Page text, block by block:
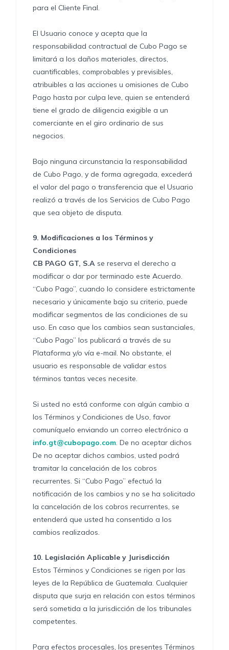
para el Cliente Final.
El Usuario conoce y acepta que la
responsabilidad contractual de Cubo Pago se
limitará a los daños materiales, directos,
cuantificables, comprobables y previsibles,
atribuibles a las acciones u omisiones de Cubo
Pago hasta por culpa leve, quien se entenderá
tiene el grado de diligencia exigible a un
comerciante en el giro ordinario de sus
negocios.
Bajo ninguna circunstancia la responsabilidad
de Cubo Pago, y de forma agregada, excederá
el valor del pago o transferencia que el Usuario
realizó a través de los Servicios de Cubo Pago
que sea objeto de disputa.
9. Modificaciones a los Términos y
Condiciones
CB PAGO GT, S.A se reserva el derecho a
modificar o dar por terminado este Acuerdo.
“Cubo Pago”, cuando lo considere estrictamente
necesario y únicamente bajo su criterio, puede
modificar segmentos de las condiciones de su
uso. En caso que los cambios sean sustanciales,
“Cubo Pago” los publicará a través de su
Plataforma y/o vía e-mail. No obstante, el
usuario es responsable de validar estos
términos tantas veces necesite.
Si usted no está conforme con algún cambio a
los Términos y Condiciones de Uso, favor
comuníquelo enviando un correo electrónico a
info.gt@cubopago.com. De no aceptar dichos
De no aceptar dichos cambios, usted podrá
tramitar la cancelación de los cobros
recurrentes. Si “Cubo Pago” efectuó la
notificación de los cambios y no se ha solicitado
la cancelación de los cobros recurrentes, se
entenderá que usted ha consentido a los
cambios realizados.
10. Legislación Aplicable y Jurisdicción
Estos Términos y Condiciones se rigen por las
leyes de la República de Guatemala. Cualquier
disputa que surja en relación con estos términos
será sometida a la jurisdicción de los tribunales
competentes.
Para efectos procesales, los presentes Términos